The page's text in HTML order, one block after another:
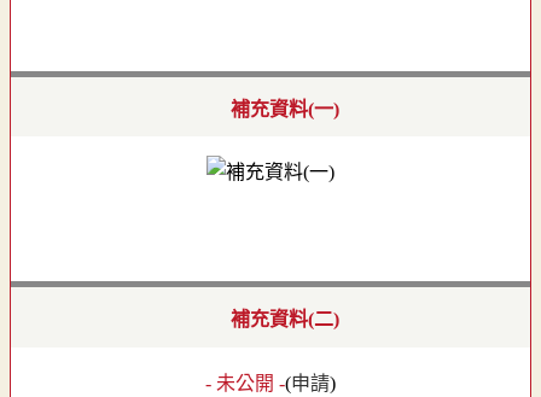
補充資料(一)
補充資料(二)
- 未公開 -(申請)